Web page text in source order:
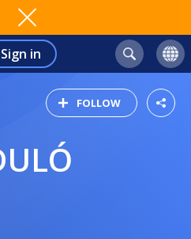
Sign in
FOLLOW